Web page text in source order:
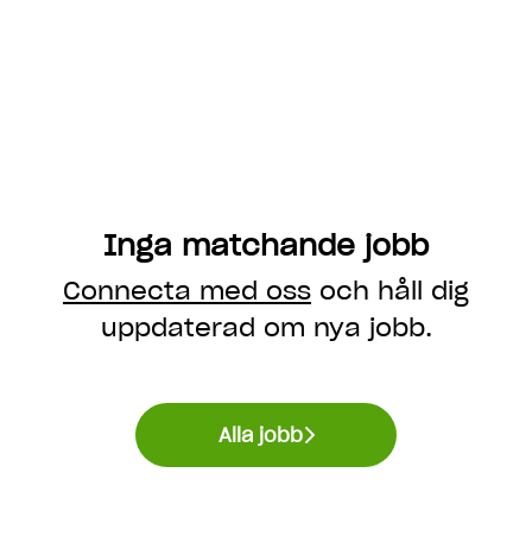
Inga matchande jobb
Connecta med oss och håll dig
uppdaterad om nya jobb.
Alla jobb